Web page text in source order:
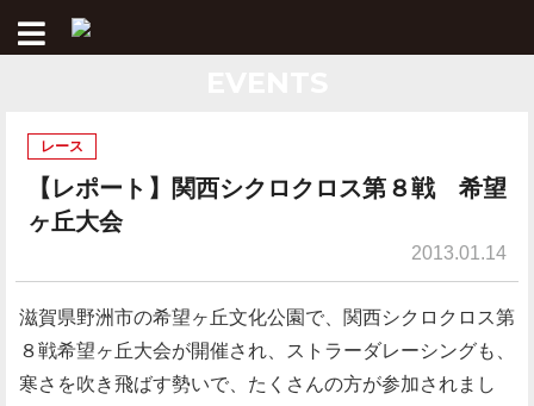
レース
【レポート】関西シクロクロス第８戦 希望
ヶ丘大会
2013.01.14
滋賀県野洲市の希望ヶ丘文化公園で、関西シクロクロス第
８戦希望ヶ丘大会が開催され、ストラーダレーシングも、
寒さを吹き飛ばす勢いで、たくさんの方が参加されまし